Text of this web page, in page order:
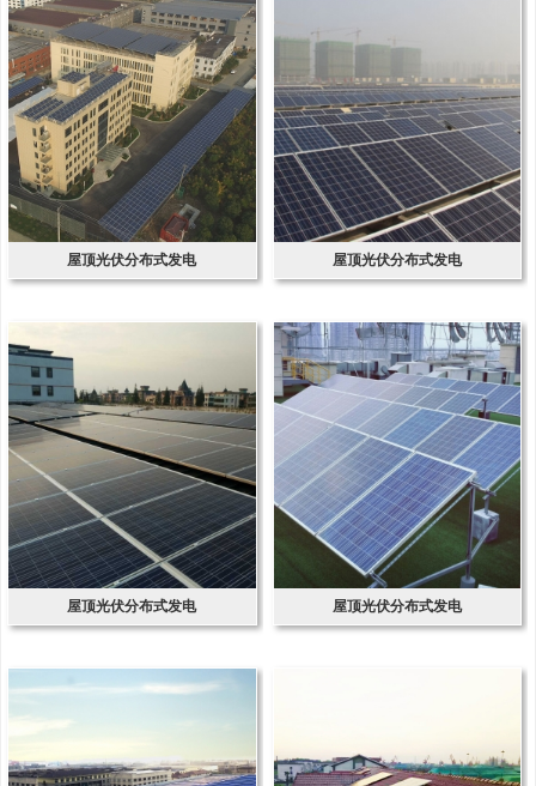
屋顶光伏分布式发电 屋顶光伏分布式发电
屋顶光伏分布式发电 屋顶光伏分布式发电